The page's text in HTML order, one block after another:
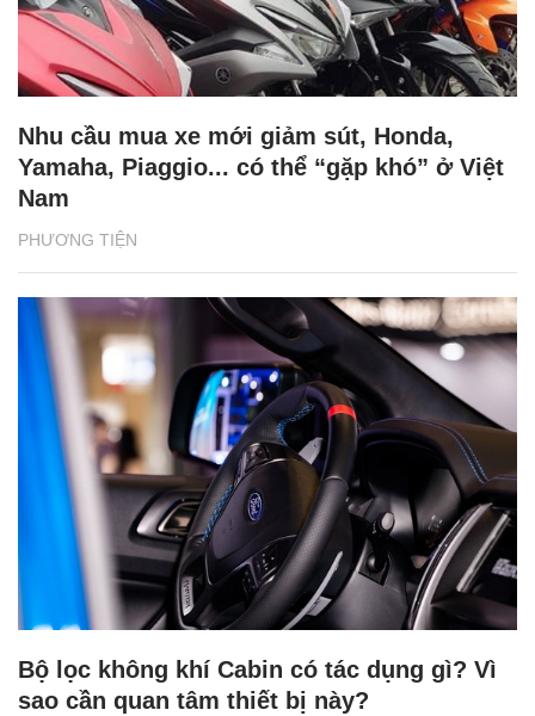
PHƯƠNG TIỆN
Nhu cầu mua xe mới giảm sút, Honda,
Yamaha, Piaggio... có thể “gặp khó” ở Việt
Nam
Bộ lọc không khí Cabin có tác dụng gì? Vì
sao cần quan tâm thiết bị này?